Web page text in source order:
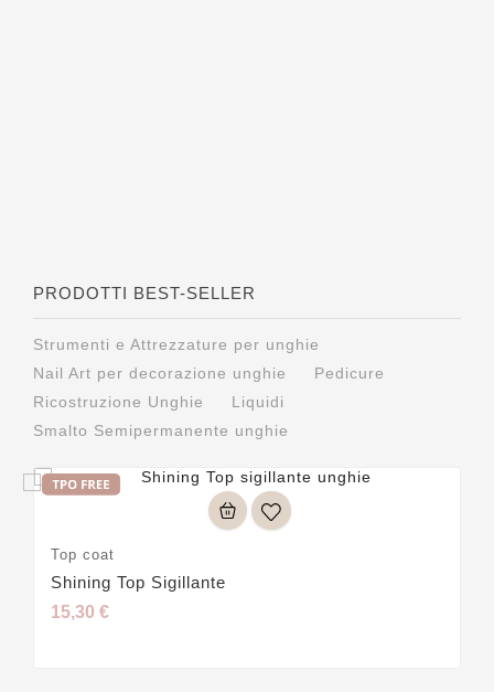
PRODOTTI BEST-SELLER
Strumenti e Attrezzature per unghie
Nail Art per decorazione unghie
Pedicure
Ricostruzione Unghie
Liquidi
Smalto Semipermanente unghie
Top coat
Shining Top Sigillante
15,30 €